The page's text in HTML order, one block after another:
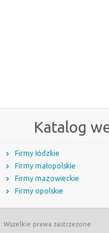
Katalog
Firmy łódzkie
Firmy małopolskie
Firmy mazowieckie
Firmy opolskie
. Wszelkie prawa zastrzeżone.